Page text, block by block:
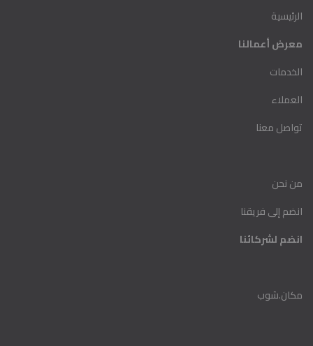
الرئيسية
معرض أعمالنا
الخدمات
العملاء
تواصل معنا
من نحن
انضم إلى فريقنا
انضم لشركا ئنا
مكان.شوب